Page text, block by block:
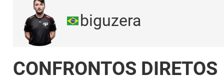
biguzera
CONFRONTOS DIRETOS